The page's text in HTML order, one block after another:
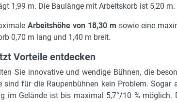
1,99 m. Die Baulänge mit Arbeitskorb ist 5,20 m.
Arbeitshöhe von 18,30 m sowie eine
0,70 m lang und 1,40 m breit.
Vorteile entdecken
Sie innovative und wendige Bühnen, die
für die Raupenbühnen kein Problem.
im Gelände ist bis maximal 5,7°/10 %